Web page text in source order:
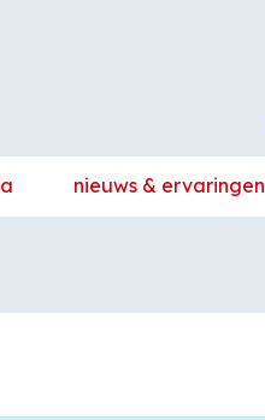
nieuws & ervaringen